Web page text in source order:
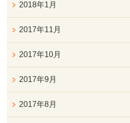
2018年1月
2017年11月
2017年10月
2017年9月
2017年8月